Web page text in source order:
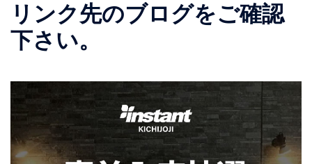
リンク先のブログをご確認
下さい。